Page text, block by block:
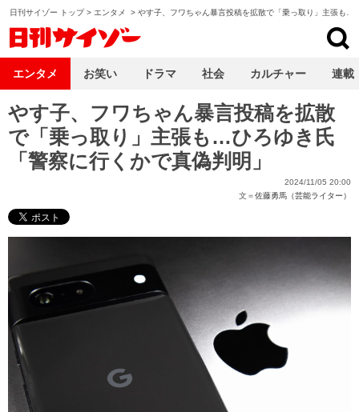
日刊サイゾー トップ> エンタメ > やす子、フワちゃん暴言投稿を拡散で「乗っ取り」主張も…
やす子、フワちゃん暴言投稿を拡散
で「乗っ取り」主張も…ひろゆき氏
「警察に行くかで真偽判明」
2024/11/05 20:00
文＝佐藤勇馬（芸能ライター）
エンタメ お笑い ドラマ 社会 カルチャー 連載